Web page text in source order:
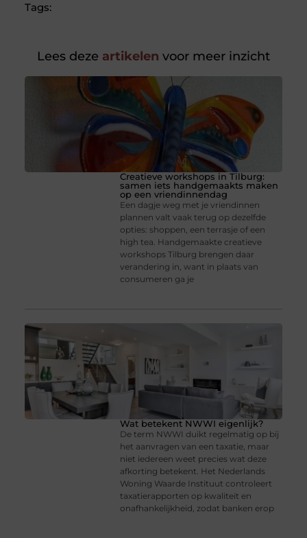
Tags:
Lees deze artikelen voor meer inzicht
Creatieve workshops in Tilburg:
samen iets handgemaakts maken
op een vriendinnendag
Een dagje weg met je vriendinnen
plannen valt vaak terug op dezelfde
opties: shoppen, een terrasje of een
high tea. Handgemaakte creatieve
workshops Tilburg brengen daar
verandering in, want in plaats van
consumeren ga je
Wat betekent NWWI eigenlijk?
De term NWWI duikt regelmatig op bij
het aanvragen van een taxatie, maar
niet iedereen weet precies wat deze
afkorting betekent. Het Nederlands
Woning Waarde Instituut controleert
taxatierapporten op kwaliteit en
onafhankelijkheid, zodat banken erop